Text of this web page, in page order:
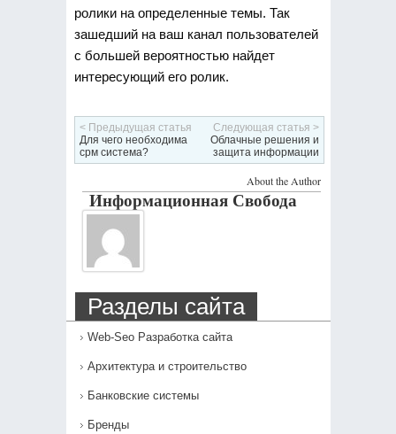
ролики на определенные темы. Так
зашедший на ваш канал пользователей
с большей вероятностью найдет
интересующий его ролик.
< Предыдущая статья
Для чего необходима
срм система?
Следующая статья >
Облачные решения и
защита информации
About the Author
Информационная Свобода
Разделы сайта
Web-Seo Разработка сайта
Архитектура и строительство
Банковские системы
Бренды